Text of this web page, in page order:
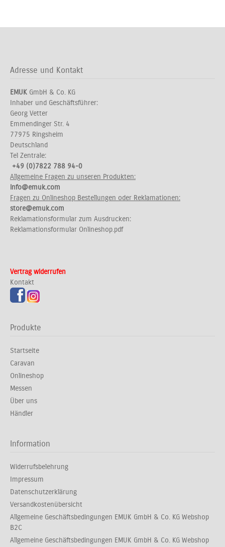
Adresse und Kontakt
EMUK GmbH & Co. KG
Inhaber und Geschäftsführer:
Georg Vetter
Emmendinger Str. 4
77975 Ringsheim
Deutschland
Tel Zentrale:
+49 (0)7822 788 94-0
Allgemeine Fragen zu unseren Produkten:
info@emuk.com
Fragen zu Onlineshop Bestellungen oder Reklamationen:
store@emuk.com
Reklamationsformular zum Ausdrucken:
Reklamationsformular Onlineshop.pdf
Vertrag widerrufen
Kontakt
Produkte
Startseite
Caravan
Onlineshop
Messen
Über uns
Händler
Information
Widerrufsbelehrung
Impressum
Datenschutzerklärung
Versandkostenübersicht
Allgemeine Geschäftsbedingungen EMUK GmbH & Co. KG Webshop
B2C
Allgemeine Geschäftsbedingungen EMUK GmbH & Co. KG Webshop